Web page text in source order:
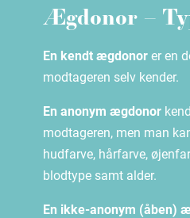
Ægdonor –
En kendt ægdonorer en
modtageren selv kender.
En anonym ægdonor
modtageren, men man
hudfarve, hårfarve,
blodtype samt alder.
En ikke-anonym (åben)